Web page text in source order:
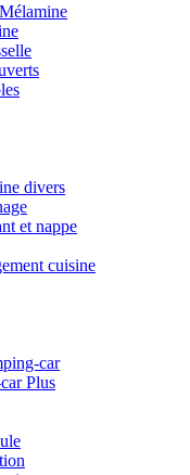
divers
et nappe
cuisine
car
Plus